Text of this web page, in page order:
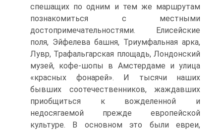
спешащих по одним и тем же маршрутам
познакомиться с местными
достопримечательностями. Елисейские
поля, Эйфелева башня, Триумфальная арка,
Лувр, Трафальгарская площадь, Лондонский
музей, кофе-шопы в Амстердаме и улица
«красных фонарей». И тысячи наших
бывших соотечественников, жаждавших
приобщиться к вожделенной и
недосягаемой прежде европейской
культуре. В основном это были евреи,